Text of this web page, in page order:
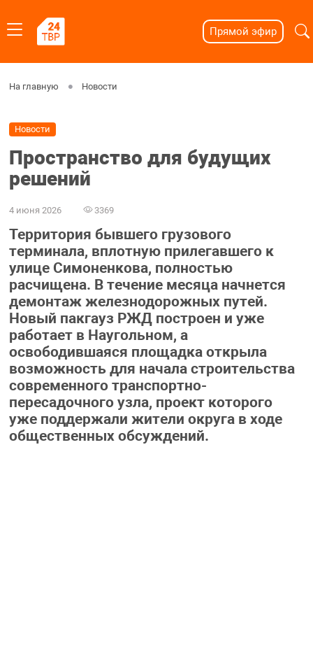
Прямой эфир
На главную Новости
Новости
Пространство для будущих
решений
4 июня 2026 3369
Территория бывшего грузового
терминала, вплотную прилегавшего к
улице Симоненкова, полностью
расчищена. В течение месяца начнется
демонтаж железнодорожных путей.
Новый пакгауз РЖД построен и уже
работает в Наугольном, а
освободившаяся площадка открыла
возможность для начала строительства
современного транспортно-
пересадочного узла, проект которого
уже поддержали жители округа в ходе
общественных обсуждений.